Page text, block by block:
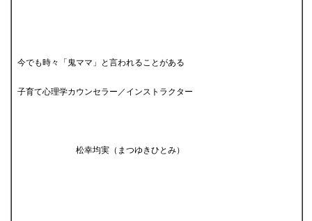
今でも時々「鬼ママ」と言われることがある
子育て心理学カウンセラー／インストラクター
松幸均実（まつゆきひとみ）